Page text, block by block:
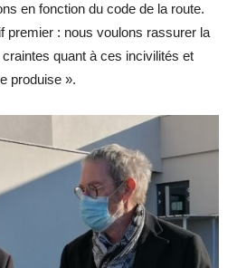
en fonction du code de la route.
premier : nous voulons rassurer la
quant à ces incivilités et
produise ».